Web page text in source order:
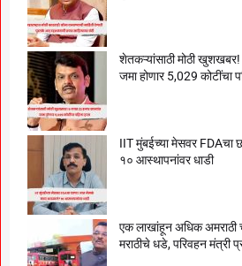
शेतकऱ्यांसाठी मोठी
जमा होणार 5,029 कोटींचा
IIT मुंबईच्या मेसवर
१० आस्थापनांवर धाडी
एक लाखांहून अधिक अमराठी
मराठीचे धडे, परिवहन मंत्री